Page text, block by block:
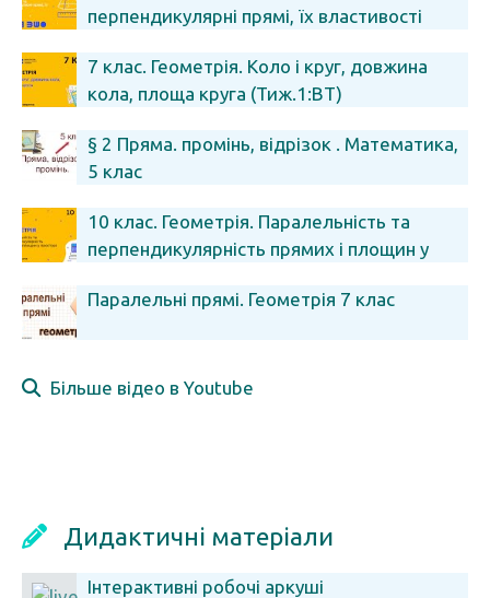
перпендикулярні прямі, їх властивості
7 клас. Геометрія. Коло і круг, довжина
кола, площа круга (Тиж.1:ВТ)
§ 2 Пряма. промінь, відрізок . Математика,
5 клас
10 клас. Геометрія. Паралельність та
перпендикулярність прямих і площин у
Паралельні прямі. Геометрія 7 клас
Більше відео в Youtube
Дидактичні матеріали
Інтерактивні робочі аркуші